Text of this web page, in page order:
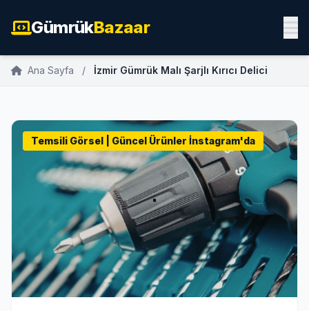
GümrükBazaar
Ana Sayfa / İzmir Gümrük Malı Şarjlı Kırıcı Delici
Temsili Görsel | Güncel Ürünler İnstagram'da